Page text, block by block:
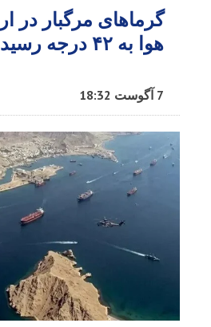
گرماهای مرگبار در
هوا به ۴۲ درجه رسید
7 آگوست 18:32